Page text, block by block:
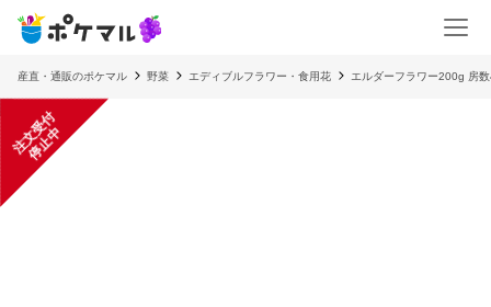
産直・通販のポケマル 野菜 エディブルフラワー・食用花 エルダーフラワー200g 房
注
文
受
付
停
止
中